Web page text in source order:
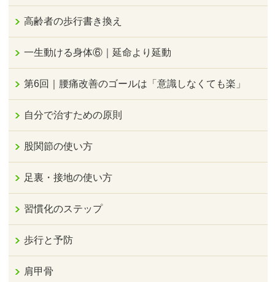
高齢者の歩行書き換え
一生動ける身体⑥｜延命より延動
第6回｜腰痛改善のゴールは「意識しなくても楽」
自分で治すための原則
股関節の使い方
足裏・接地の使い方
習慣化のステップ
歩行と予防
肩甲骨